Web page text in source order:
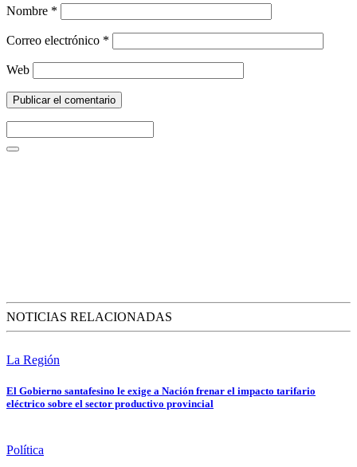
Nombre *
Correo electrónico *
Web
NOTICIAS RELACIONADAS
La Región
El Gobierno santafesino le exige a Nación frenar el impacto tarifario
eléctrico sobre el sector productivo provincial
Política